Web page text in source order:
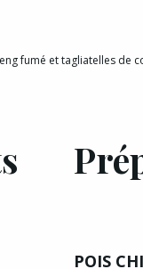
fumé et tagliatelles de
POIS